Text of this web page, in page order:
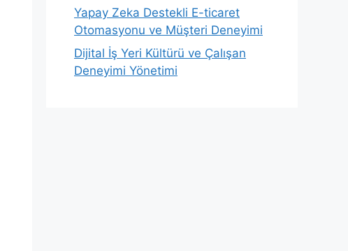
Yapay Zeka Destekli E-ticaret
Otomasyonu ve Müşteri Deneyimi
Dijital İş Yeri Kültürü ve Çalışan
Deneyimi Yönetimi